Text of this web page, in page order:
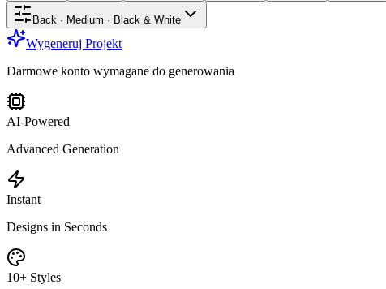
Back · Medium · Black & White
Wygeneruj Projekt
Darmowe konto wymagane do generowania
AI-Powered
Advanced Generation
Instant
Designs in Seconds
10+ Styles